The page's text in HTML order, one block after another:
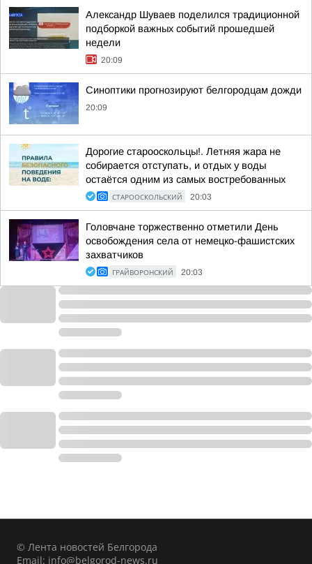
Александр Шуваев поделился традиционной
подборкой важных событий прошедшей
недели
20:09
Синоптики прогнозируют белгородцам дожди
20:09
Дорогие старооскольцы!. Летняя жара не
собирается отступать, и отдых у воды
остаётся одним из самых востребованных
СТАРООСКОЛЬСКИЙ 20:03
Головчане торжественно отметили День
освобождения села от немецко-фашистских
захватчиков
ГРАЙВОРОНСКИЙ 20:03
© Лента новостей Белгорода
Email: info@belgorod-news.ru